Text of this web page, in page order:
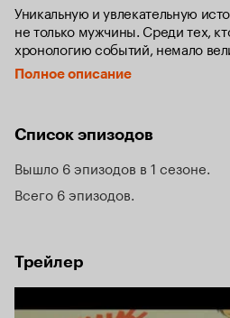
Уникальную и увлекательную
не только мужчины. Среди тех,
хронологию событий, немало
не назовешь «слабым полом».
об ученых и писательницах,
Полное описание
Список эпизодов
Вышло 6 эпизодов в 1 сезоне
Всего 6 эпизодов
Трейлер